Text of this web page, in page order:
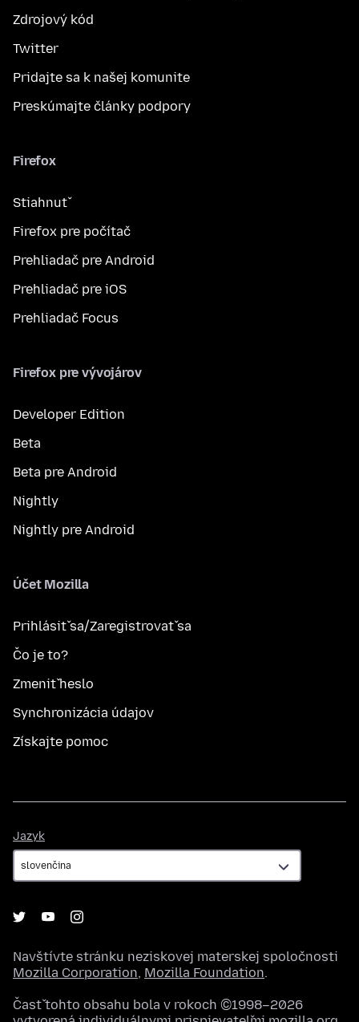
Zdrojový kód
Twitter
Pridajte sa k našej komunite
Preskúmajte články podpory
Firefox
Stiahnuť
Firefox pre počítač
Prehliadač pre Android
Prehliadač pre iOS
Prehliadač Focus
Firefox pre vývojárov
Developer Edition
Beta
Beta pre Android
Nightly
Nightly pre Android
Účet Mozilla
Prihlásiť sa/Zaregistrovať sa
Čo je to?
Zmeniť heslo
Synchronizácia údajov
Získajte pomoc
Jazyk
Navštívte stránku neziskovej materskej spoločnosti
Mozilla Corporation, Mozilla Foundation.
Časť tohto obsahu bola v rokoch ©1998–2026